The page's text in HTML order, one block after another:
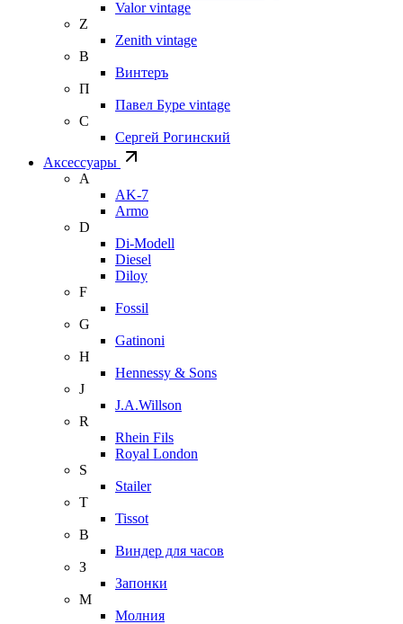
Valor vintage
Z
Zenith vintage
В
Винтеръ
П
Павел Буре vintage
С
Сергей Рогинский
Аксессуары
A
AK-7
Armo
D
Di-Modell
Diesel
Diloy
F
Fossil
G
Gatinoni
H
Hennessy & Sons
J
J.A.Willson
R
Rhein Fils
Royal London
S
Stailer
T
Tissot
В
Виндер для часов
З
Запонки
М
Молния